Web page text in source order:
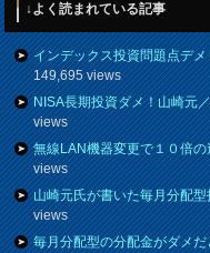
↓よく読まれている記事
インデックス投資問題点デ
149,695 views
NISA長期投資ダメ！山崎元
views
無線LAN機器変更で１０倍
views
山崎元氏が書いた毎月分配
views
毎月分配型の分配金がダメ